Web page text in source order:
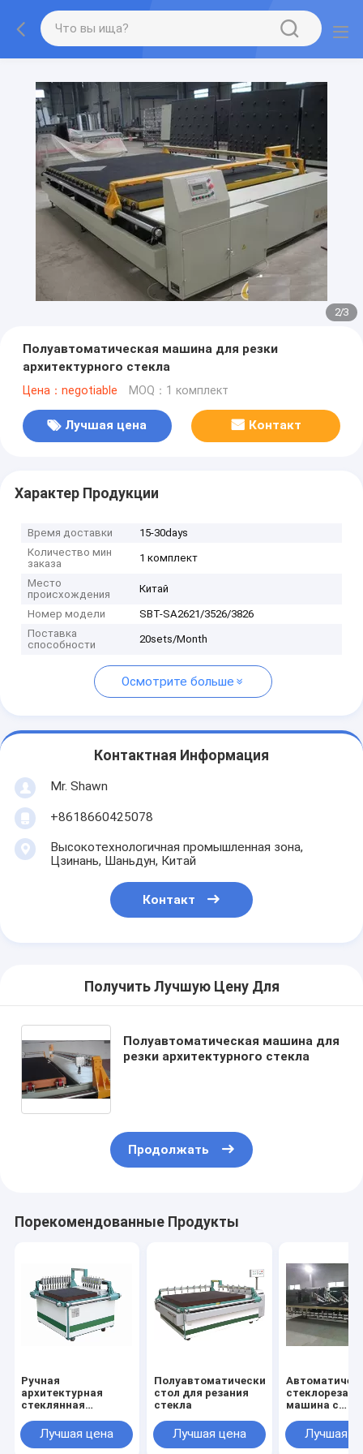
2/3
Полуавтоматическая машина для резки
архитектурного стекла
Цена：negotiable MOQ：1 комплект
Лучшая цена Контакт
Характер Продукции
Время доставки
15-30days
Количество мин
заказа
1 комплект
Место
происхождения
Китай
Номер модели
SBT-SA2621/3526/3826
Поставка
способности
20sets/Month
Осмотрите больше
Контактная Информация
Mr. Shawn
+8618660425078
Высокотехнологичная промышленная зона,
Цзинань, Шаньдун, Китай
Контакт
Получить Лучшую Цену Для
Полуавтоматическая машина для
резки архитектурного стекла
Продолжать
Порекомендованные Продукты
Ручная
архитектурная
стеклянная
Лучшая цена
Полуавтоматический
стол для резания
стекла
Лучшая цена
машина с
загрузкой и
разрывом
Лучшая